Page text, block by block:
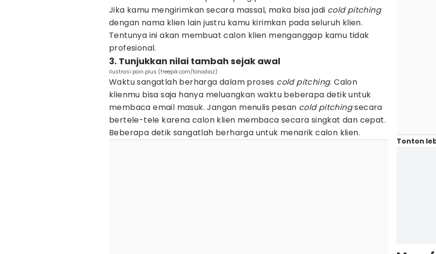
Jika kamu mengirimkan secara massal, maka bisa jadi cold pitching
dengan nama klien lain justru kamu kirimkan pada seluruh klien.
Tentunya ini akan membuat calon klien menganggap kamu tidak
profesional.
3. Tunjukkan nilai tambah sejak awal
ilustrasi poin plus (freepik.com/tonodiaz)
Waktu sangatlah berharga dalam proses cold pitching. Calon
klienmu bisa saja hanya meluangkan waktu beberapa detik untuk
membaca email masuk. Jangan menulis pesan cold pitchingsecara
bertele-tele karena calon klien membaca secara singkat dan cepat.
Beberapa detik sangatlah berharga untuk menarik calon klien.
Tonton